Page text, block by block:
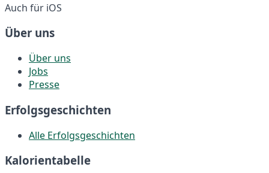
Auch für iOS
Über uns
Über uns
Jobs
Presse
Erfolgsgeschichten
Alle Erfolgsgeschichten
Kalorientabelle